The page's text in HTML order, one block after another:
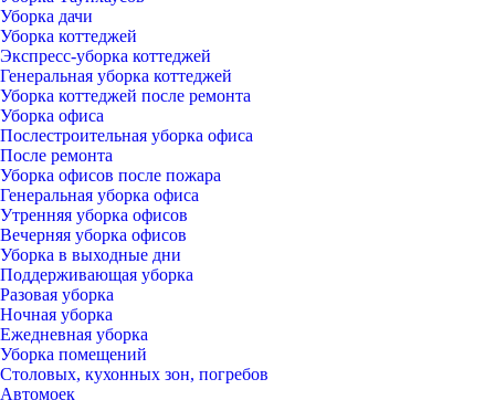
Уборка дачи
Уборка коттеджей
Экспресс-уборка коттеджей
Генеральная уборка коттеджей
Уборка коттеджей после ремонта
Уборка офиса
Послестроительная уборка офиса
После ремонта
Уборка офисов после пожара
Генеральная уборка офиса
Утренняя уборка офисов
Вечерняя уборка офисов
Уборка в выходные дни
Поддерживающая уборка
Разовая уборка
Ночная уборка
Ежедневная уборка
Уборка помещений
Столовых, кухонных зон, погребов
Автомоек